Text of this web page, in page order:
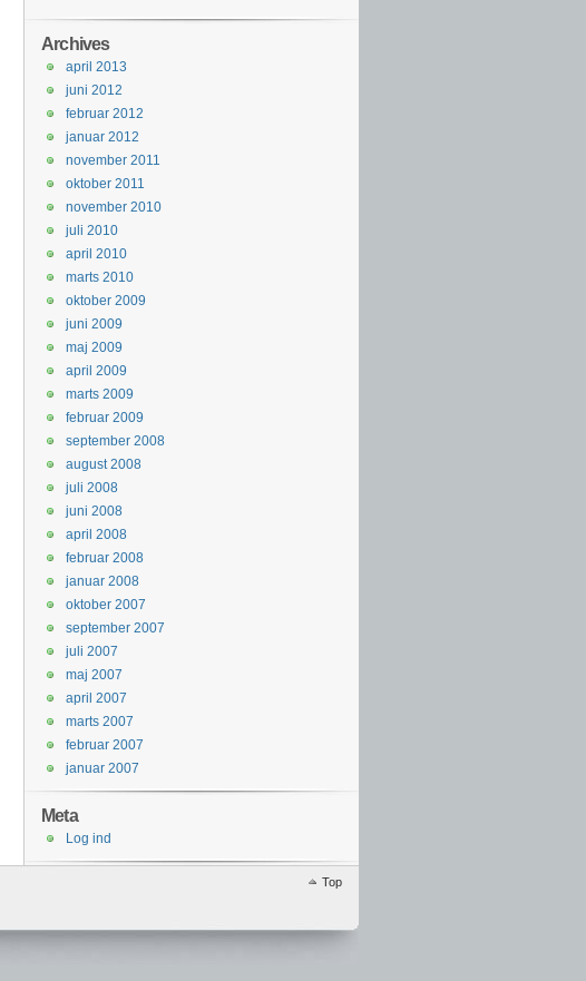
Archives
april 2013
juni 2012
februar 2012
januar 2012
november 2011
oktober 2011
november 2010
juli 2010
april 2010
marts 2010
oktober 2009
juni 2009
maj 2009
april 2009
marts 2009
februar 2009
september 2008
august 2008
juli 2008
juni 2008
april 2008
februar 2008
januar 2008
oktober 2007
september 2007
juli 2007
maj 2007
april 2007
marts 2007
februar 2007
januar 2007
Meta
Log ind
Top